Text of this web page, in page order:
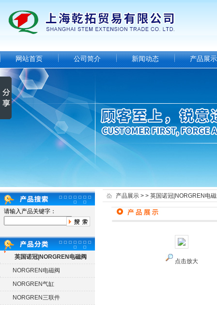
网站首页 公司简介 新闻动态 产品展示
请输入产品关键字：
英国诺冠|NORGREN电磁阀
NORGREN电磁阀
NORGREN气缸
NORGREN三联件
产品展示 > > 英国诺冠|NORGREN电
点击放大